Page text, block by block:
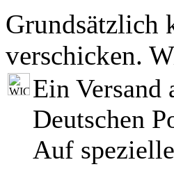
Grundsätzlich
verschicken.
Ein Versand
Deutschen
Auf